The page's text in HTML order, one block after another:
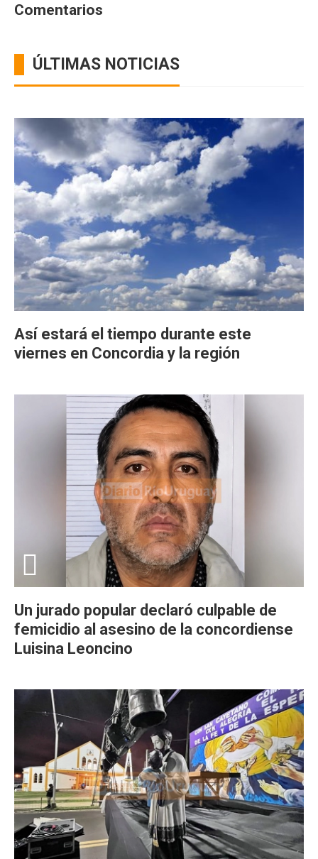
Comentarios
ÚLTIMAS NOTICIAS
Así estará el tiempo durante este
viernes en Concordia y la región
Un jurado popular declaró culpable de
femicidio al asesino de la concordiense
Luisina Leoncino